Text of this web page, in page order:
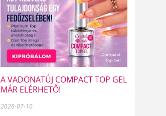
A VADONATÚJ COMPACT TOP GEL
MÁR ELÉRHETŐ!
2026-07-10